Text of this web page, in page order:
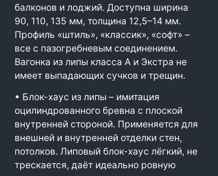
балконов и лоджий. Доступна ширина
90, 110, 135 мм, толщина 12,5–14 мм.
Профиль «штиль», «классик», «софт» –
все с пазогребневым соединением.
Вагонка из липы класса А и Экстра не
имеет выпадающих сучков и трещин.
• Блок-хаус из липы – имитация
оцилиндрованного бревна с плоской
внутренней стороной. Применяется для
внешней и внутренней отделки стен,
потолков. Липовый блок-хаус лёгкий, не
трескается, даёт идеально ровную